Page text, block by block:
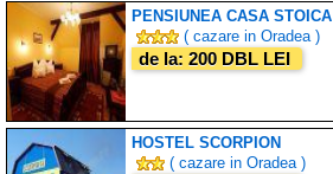
PENSIUNEA CASA STOICA
( cazare in Oradea )
de la: 200 DBL LEI
HOSTEL SCORPION
( cazare in Oradea )